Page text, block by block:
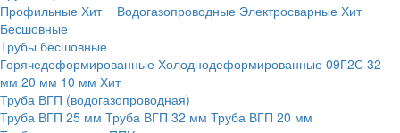
Профильные Хит Водогазопроводные Электросварные Хит
Бесшовные
Трубы бесшовные
Горячедеформированные Холоднодеформированные 09Г2С 32
мм 20 мм 10 мм Хит
Труба ВГП (водогазопроводная)
Труба ВГП 25 мм Труба ВГП 32 мм Труба ВГП 20 мм